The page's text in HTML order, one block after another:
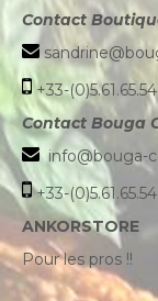
Contact
+33-
Contact Bouga
info@bouga-
+33-
ANKORSTORE
Pour les pros !!